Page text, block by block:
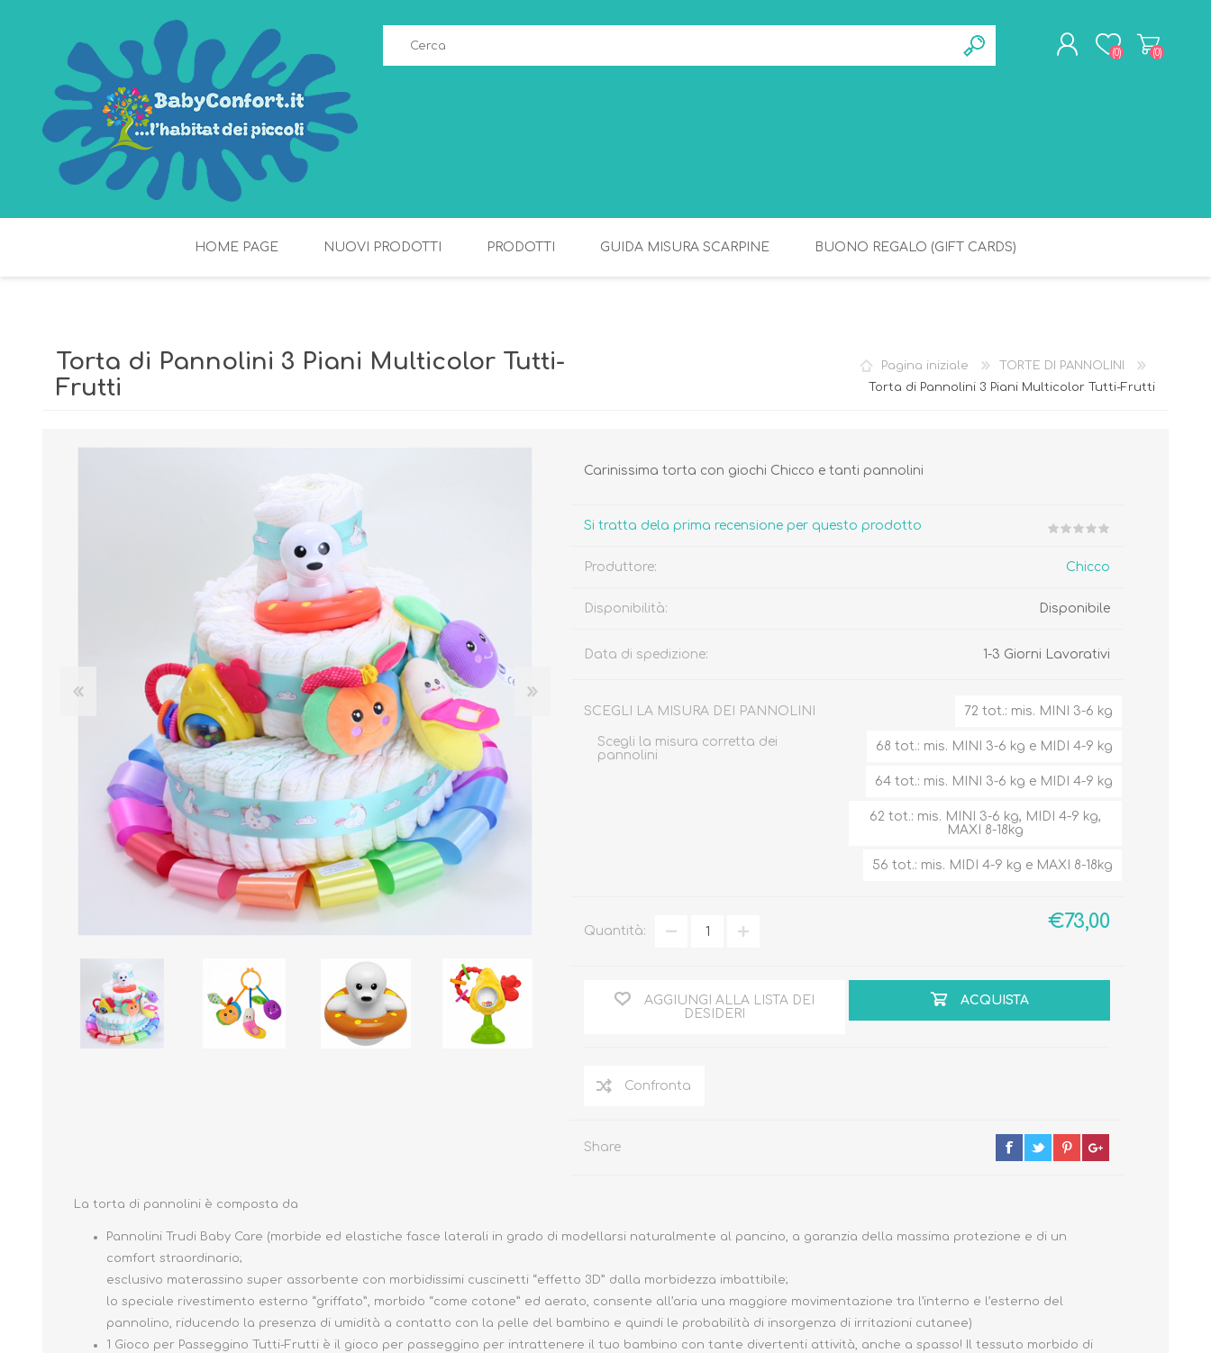
(0) (0)
HOME PAGE NUOVI PRODOTTI PRODOTTI
Succhietti e Accessori
Accessori
Tazze, Thermos,
Seggioloni, Rialzi Sedia
Cambio del Pannolino
BENESSERE E
PROTEZIONE
Sicurezza in Casa e
PASSEGGIO
Borse e Zaini
GIOCATTOLI ARIA APERTA
Antizanzare
GUIDA MISURA SCARPINE BUONO REGALO (GIFT CARDS)
Pagina iniziale
TORTE DI PANNOLINI
Torta di Pannolini 3 Piani Multicolor Tutti-Frutti
Torta di Pannolini 3 Piani Multicolor Tutti-
Frutti
Carinissima torta con giochi Chicco e tanti pannolini
Si tratta dela prima recensione per questo prodotto
Produttore: Chicco
Disponibilità: Disponibile
Data di spedizione: 1-3 Giorni Lavorativi
SCEGLI LA MISURA DEI PANNOLINI
Scegli la misura corretta dei
pannolini
72 tot.: mis. MINI 3-6 kg
68 tot.: mis. MINI 3-6 kg e MIDI 4-9 kg
64 tot.: mis. MINI 3-6 kg e MIDI 4-9 kg
62 tot.: mis. MINI 3-6 kg, MIDI 4-9 kg,
MAXI 8-18kg
56 tot.: mis. MIDI 4-9 kg e MAXI 8-18kg
€73,00
Quantità:
AGGIUNGI ALLA LISTA DEI
DESIDERI
ACQUISTA
Share
La torta di pannolini è composta da
Pannolini Trudi Baby Care (morbide ed elastiche fasce laterali in grado di modellarsi naturalmente al pancino, a garanzia della massima protezione e di un
comfort straordinario;
esclusivo materassino super assorbente con morbidissimi cuscinetti “effetto 3D” dalla morbidezza imbattibile;
lo speciale rivestimento esterno “griffato”, morbido “come cotone” ed aerato, consente all’aria una maggiore movimentazione tra l’interno e l’esterno del
pannolino, riducendo la presenza di umidità a contatto con la pelle del bambino e quindi le probabilità di insorgenza di irritazioni cutanee)
1 Gioco per Passeggino Tutti-Frutti è il gioco per passeggino per intrattenere il tuo bambino con tante divertenti attività, anche a spasso! Il tessuto morbido di